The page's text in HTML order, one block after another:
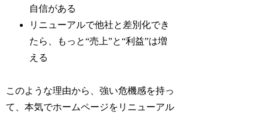
自信がある
リニューアルで他社と差別化でき
たら、もっと“売上”と“利益”は増
える
このような理由から、強い危機感を持っ
て、本気でホームページをリニューアル